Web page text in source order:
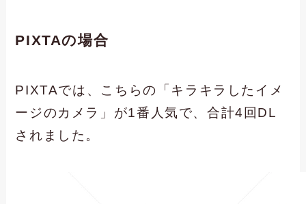
PIXTAの場合
PIXTAでは、こちらの「キラキラしたイメ
ージのカメラ」が1番人気で、合計4回DL
されました。